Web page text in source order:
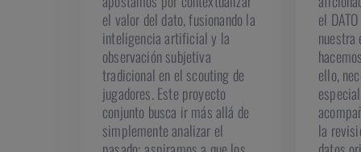
el valor del dato, fusionando la
inteligencia artificial y la
observación subjetiva
tradicional en el scouting de
jugadores. Este proyecto
conjunto busca ir más allá de
simplemente analizar el
el
ello,
la